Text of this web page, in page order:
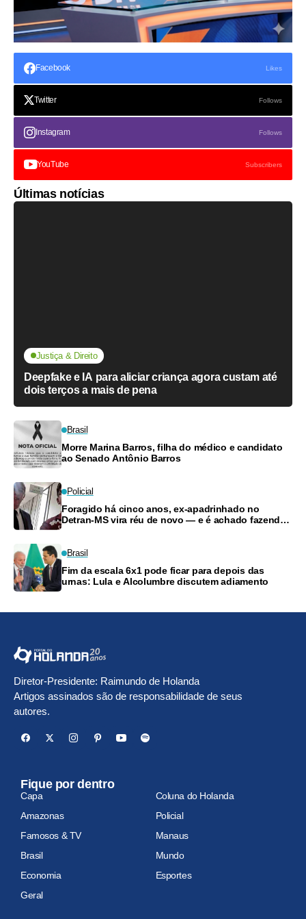
Facebook Likes
Twitter Follows
Instagram Follows
YouTube Subscribers
Últimas notícias
Justiça & Direito
Deepfake e IA para aliciar criança agora custam até
dois terços a mais de pena
Brasil
Morre Marina Barros, filha do médico e candidato
ao Senado Antônio Barros
Policial
Foragido há cinco anos, ex-apadrinhado no
Detran-MS vira réu de novo — e é achado fazendo
Brasil
Fim da escala 6x1 pode ficar para depois das
urnas: Lula e Alcolumbre discutem adiamento
Diretor-Presidente: Raimundo de Holanda
Artigos assinados são de responsabilidade de seus
autores.
Fique por dentro
Capa
Coluna do Holanda
Amazonas
Policial
Famosos & TV
Manaus
Brasil
Mundo
Economia
Esportes
Geral